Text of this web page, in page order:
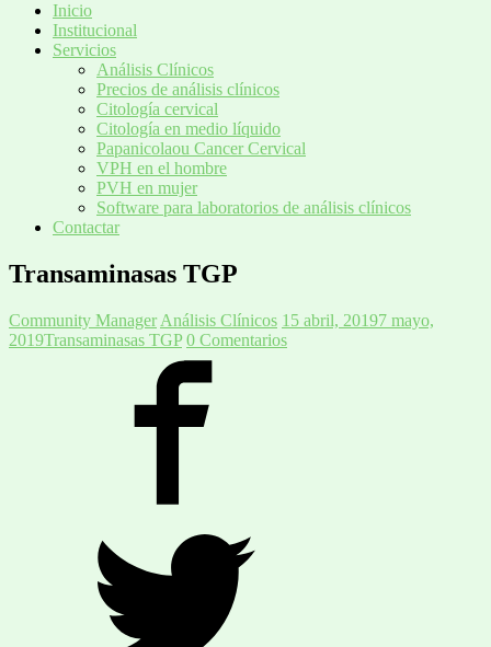
Inicio
Institucional
Servicios
Análisis Clínicos
Precios de análisis clínicos
Citología cervical
Citología en medio líquido
Papanicolaou Cancer Cervical
VPH en el hombre
PVH en mujer
Software para laboratorios de análisis clínicos
Contactar
Transaminasas TGP
Community Manager Análisis Clínicos 15 abril, 20197 mayo,
2019Transaminasas TGP 0 Comentarios